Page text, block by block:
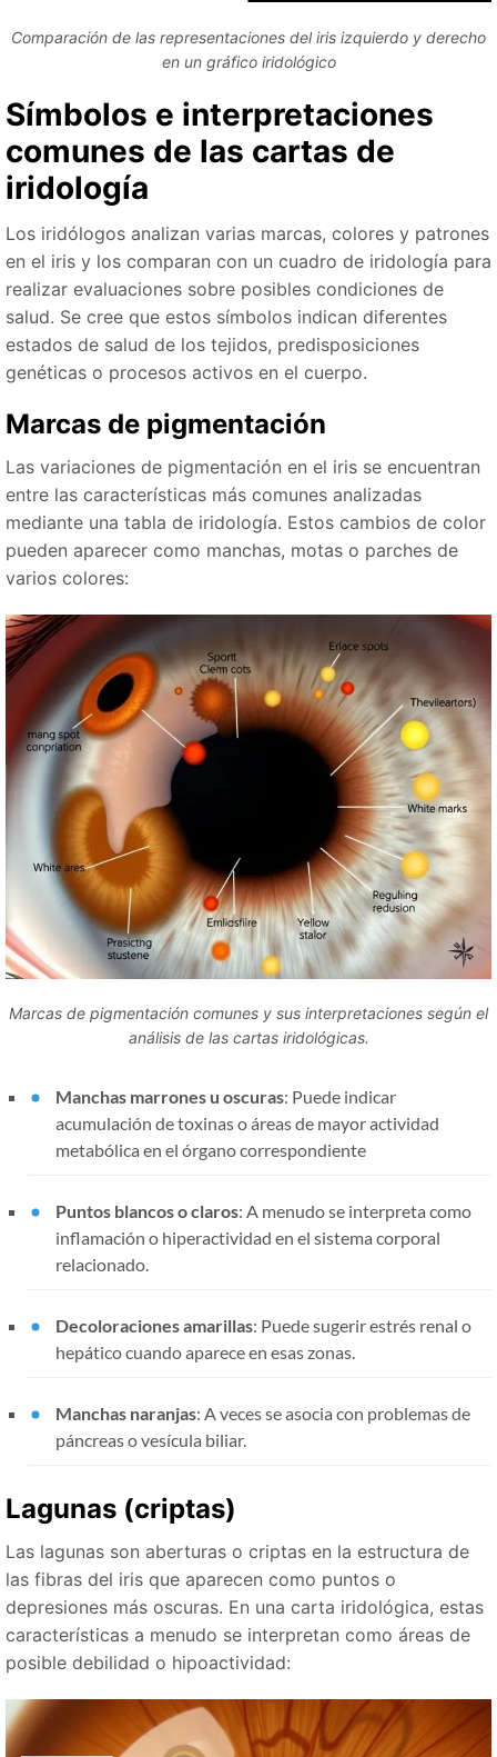
Comparación de las representaciones del iris izquierdo y derecho
en un gráfico iridológico
Símbolos e interpretaciones
comunes de las cartas de
iridología
Los iridólogos analizan varias marcas, colores y patrones
en el iris y los comparan con un cuadro de iridología para
realizar evaluaciones sobre posibles condiciones de
salud. Se cree que estos símbolos indican diferentes
estados de salud de los tejidos, predisposiciones
genéticas o procesos activos en el cuerpo.
Marcas de pigmentación
Las variaciones de pigmentación en el iris se encuentran
entre las características más comunes analizadas
mediante una tabla de iridología. Estos cambios de color
pueden aparecer como manchas, motas o parches de
varios colores:
Marcas de pigmentación comunes y sus interpretaciones según el
análisis de las cartas iridológicas.
Manchas marrones u oscuras: Puede indicar
acumulación de toxinas o áreas de mayor actividad
metabólica en el órgano correspondiente
Puntos blancos o claros: A menudo se interpreta como
inflamación o hiperactividad en el sistema corporal
relacionado.
Decoloraciones amarillas: Puede sugerir estrés renal o
hepático cuando aparece en esas zonas.
Manchas naranjas: A veces se asocia con problemas de
páncreas o vesícula biliar.
Lagunas (criptas)
Las lagunas son aberturas o criptas en la estructura de
las fibras del iris que aparecen como puntos o
depresiones más oscuras. En una carta iridológica, estas
características a menudo se interpretan como áreas de
posible debilidad o hipoactividad: